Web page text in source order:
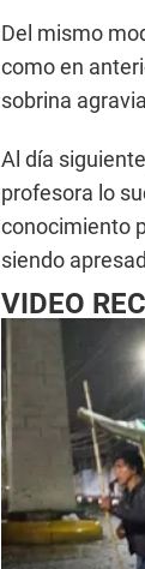
Del mismo
como en
sobrina
Al día
profesora lo
conocimiento
siendo
VIDEO